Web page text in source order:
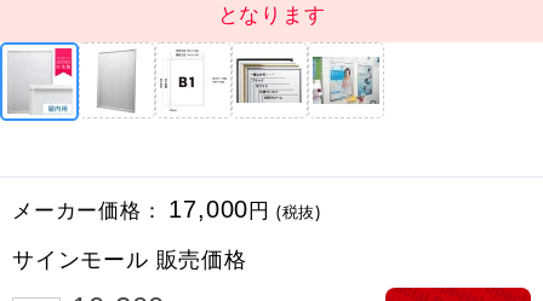
となります
メーカー価格： 17,000円 (税抜)
サインモール 販売価格